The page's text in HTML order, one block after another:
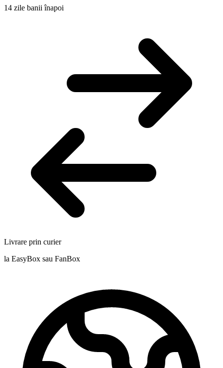
14 zile banii înapoi
Livrare prin curier
la EasyBox sau FanBox